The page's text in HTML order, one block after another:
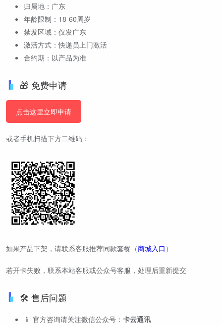
归属地：广东
年龄限制：18-60周岁
禁发区域：仅发广东
激活方式：快递员上门激活
合约期：以产品为准
🎁 免费申请
点击这里立即申请
或者手机扫描下方二维码：
如果产品下架，请联系客服推荐同款套餐（商城入口 ）
若开卡失败，联系本站客服或公众号客服，处理后重新提交
🛠️ 售后问题
📱 官方咨询请关注微信公众号： 卡云通讯